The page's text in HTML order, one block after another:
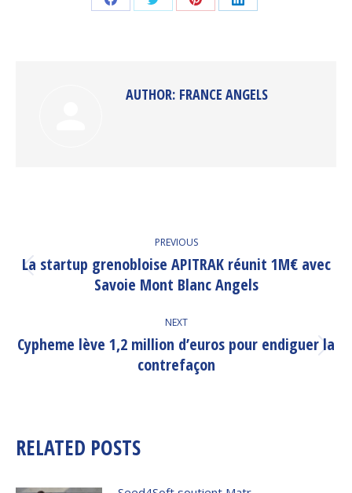
Share Share Share Share
AUTHOR: FRANCE ANGELS
NAVIGATION
PREVIOUS
Previous
post:
La startup grenobloise APITRAK réunit 1M€ avec
Savoie Mont Blanc Angels
NEXT
Next
post:
Cypheme lève 1,2 million d’euros pour endiguer la
contrefaçon
RELATED POSTS